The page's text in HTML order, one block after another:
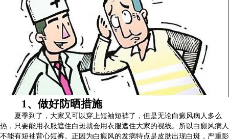
1、做好防晒措施
夏季到了，大家又可以穿上短袖短裤了，但是无论白癜风病人多么
热，只要能用衣服遮住白斑就会用衣服遮住大家的视线。所以白癜风病人
不能有短袖背心短裤。正因为白癜风的发病特点是皮肤出现白斑，严重影